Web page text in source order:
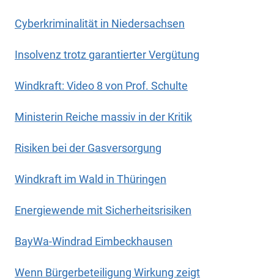
Cyberkriminalität in Niedersachsen
Insolvenz trotz garantierter Vergütung
Windkraft: Video 8 von Prof. Schulte
Ministerin Reiche massiv in der Kritik
Risiken bei der Gasversorgung
Windkraft im Wald in Thüringen
Energiewende mit Sicherheitsrisiken
BayWa-Windrad Eimbeckhausen
Wenn Bürgerbeteiligung Wirkung zeigt